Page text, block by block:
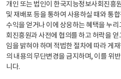
개인 또는 법인이 한국지능정보사회진흥
및 재배포 등을 통하여 사용하실 때와 통
수익을 얻거나 이에 상응하는 혜택을 누
회진흥원과 사전에 협의를 하고 허락을
임을 밝혀야 하며 적법한 절차에 따라 게
의 내용의 무단변경을 금지하며, 이를 위
니다.